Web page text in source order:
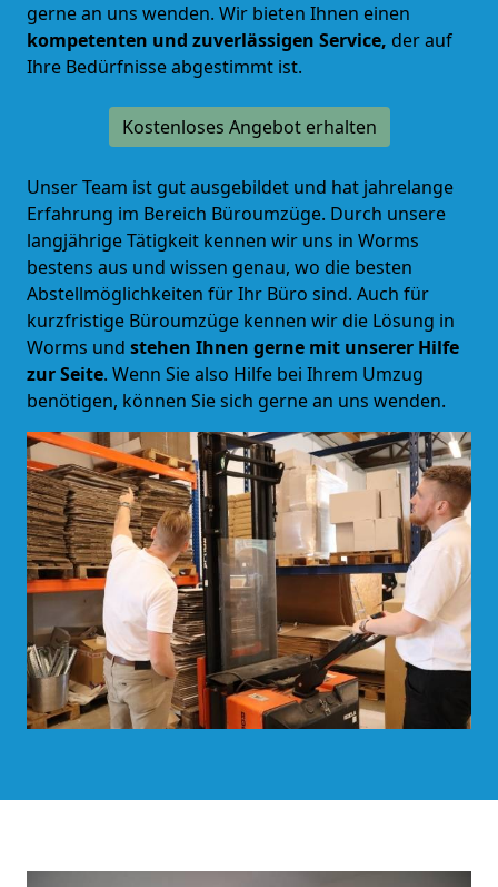
gerne an uns wenden. Wir bieten Ihnen einen
kompetenten und zuverlässigen Service, der auf
Ihre Bedürfnisse abgestimmt ist.
Kostenloses Angebot erhalten
Unser Team ist gut ausgebildet und hat jahrelange
Erfahrung im Bereich Büroumzüge. Durch unsere
langjährige Tätigkeit kennen wir uns in Worms
bestens aus und wissen genau, wo die besten
Abstellmöglichkeiten für Ihr Büro sind. Auch für
kurzfristige Büroumzüge kennen wir die Lösung in
Worms und stehen Ihnen gerne mit unserer Hilfe
zur Seite. Wenn Sie also Hilfe bei Ihrem Umzug
benötigen, können Sie sich gerne an uns wenden.